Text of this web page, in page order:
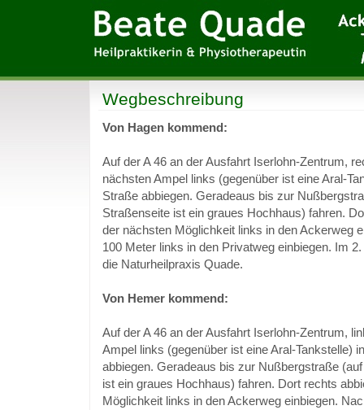
Wegbeschreibung
Von Hagen kommend:
Auf der A 46 an der Ausfahrt Iserlohn-Zentrum,
nächsten Ampel links (gegenüber ist eine Aral-
Straße abbiegen. Geradeaus bis zur
Straßenseite ist ein graues Hochhaus) fahren.
der nächsten Möglichkeit links in den Ackerweg
100 Meter links in den Privatweg einbiegen. Im
die Naturheilpraxis Quade.
Von Hemer kommend:
Auf der A 46 an der Ausfahrt Iserlohn-Zentrum,
Ampel links (gegenüber ist eine Aral-Tankstelle)
abbiegen. Geradeaus bis zur Nußbergstraße
ist ein graues Hochhaus) fahren. Dort rechts
Möglichkeit links in den Ackerweg einbiegen.